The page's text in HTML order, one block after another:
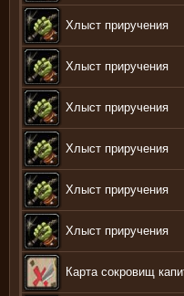
Хлыст приручения
Хлыст приручения
Хлыст приручения
Хлыст приручения
Хлыст приручения
Хлыст приручения
Карта сокровищ